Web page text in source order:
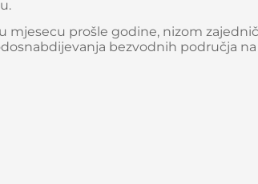
mjesecu prošle godine, nizom
bezvodnih područja